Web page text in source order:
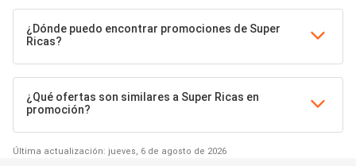
¿Dónde puedo encontrar promociones de Super
Ricas?
¿Qué ofertas son similares a Super Ricas en
promoción?
Última actualización: jueves, 6 de agosto de 2026